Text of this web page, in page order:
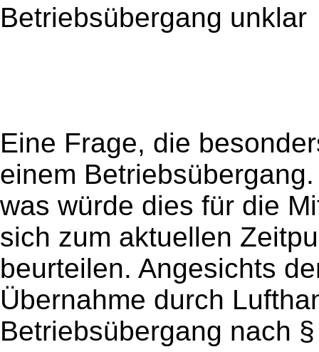
Betriebsübergang unklar
Eine Frage, die
einem
was würde dies für die
sich zum aktuellen
beurteilen. Angesichts
Übernahme durch
Betriebsübergang nach